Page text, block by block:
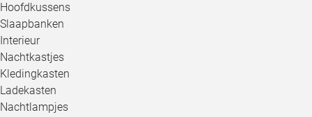
Hoofdkussens
Slaapbanken
Interieur
Nachtkastjes
Kledingkasten
Ladekasten
Nachtlampjes